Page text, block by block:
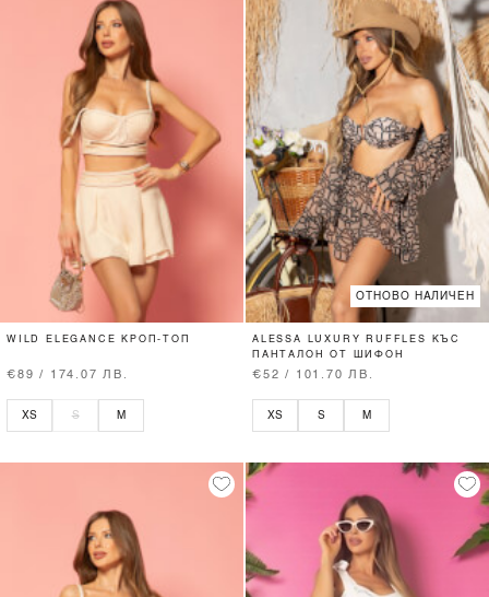
WILD ELEGANCE КРОП-ТОП
€89 / 174.07 ЛВ.
XS S M
ОТНОВО НАЛИЧЕН
ALESSA LUXURY RUFFLES КЪС
ПАНТАЛОН ОТ ШИФОН
€52 / 101.70 ЛВ.
XS S M